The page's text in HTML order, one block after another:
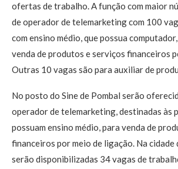
ofertas de trabalho. A função com maior
de operador de telemarketing com 100
com ensino médio, que possua
venda de produtos e serviços financeiros
Outras 10 vagas são para auxiliar de
No posto do Sine de Pombal serão
operador de telemarketing, destinadas às
possuam ensino médio, para venda de
financeiros por meio de ligação. Na cidade
serão disponibilizadas 34 vagas de